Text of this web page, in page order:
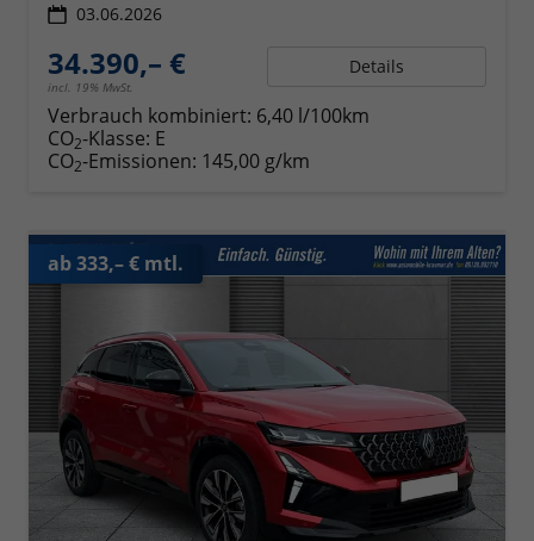
03.06.2026
34.390,– €
incl. 19% MwSt.
Details
Verbrauch kombiniert: 6,40 l/100km
CO2-Klasse: E
CO2-Emissionen: 145,00 g/km
ab 333,– € mtl.